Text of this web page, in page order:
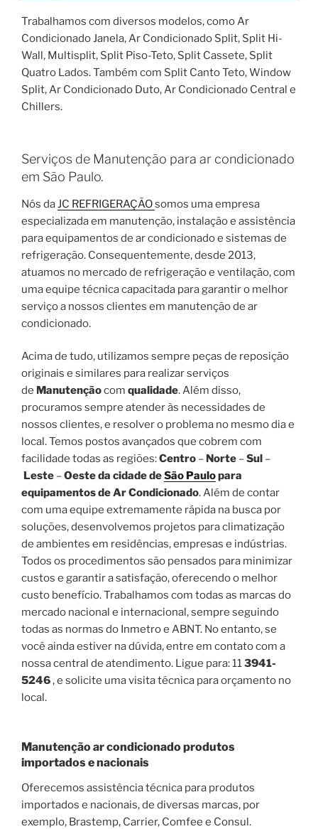
Trabalhamos com diversos modelos, como Ar
Condicionado Janela, Ar Condicionado Split, Split Hi-
Wall, Multisplit, Split Piso-Teto, Split Cassete, Split
Quatro Lados. Também com Split Canto Teto, Window
Split, Ar Condicionado Duto, Ar Condicionado Central e
Chillers.
Serviços de Manutenção para ar condicionado
em São Paulo.
Nós daJC REFRIGERAÇÃOsomos uma empresa
especializada em manutenção, instalação e assistência
para equipamentos de ar condicionado e sistemas de
refrigeração. Consequentemente, desde 2013,
atuamos no mercado de refrigeração e ventilação, com
uma equipe técnica capacitada para garantir o melhor
serviço a nossos clientes em manutenção de ar
condicionado.
Acima de tudo, utilizamos sempre peças de reposição
originais e similares para realizar serviços
de Manutençãocom qualidade. Além disso,
procuramos sempre atender às necessidades de
nossos clientes, e resolver o problema no mesmo dia e
local. Temos postos avançados que cobrem com
facilidade todas as regiões:Centro – Norte –Sul –
Leste –Oeste da cidade deSão Paulopara
equipamentos de Ar Condicionado. Além de contar
com uma equipe extremamente rápida na busca por
soluções, desenvolvemos projetos para climatização
de ambientes em residências, empresas e indústrias.
Todos os procedimentos são pensados para minimizar
custos e garantir a satisfação, oferecendo o melhor
custo benefício. Trabalhamos com todas as marcas do
mercado nacional e internacional, sempre seguindo
todas as normas do Inmetro e ABNT. No entanto, se
você ainda estiver na dúvida, entre em contato com a
nossa central de atendimento. Ligue para: 113941-
5246, e solicite uma visita técnica para orçamento no
local.
Manutenção ar condicionado produtos
importados e nacionais
Oferecemos assistência técnica para produtos
importados e nacionais, de diversas marcas, por
exemplo, Brastemp, Carrier, Comfee e Consul.